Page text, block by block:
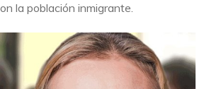
la población inmigrante.